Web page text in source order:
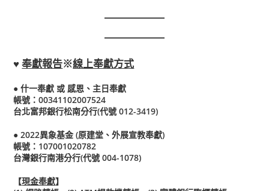
♥奉獻報告※線上奉獻方式
● 什一奉獻 或 感恩、主日奉獻
帳號：00341102007524
台北富邦銀行松南分行(代號 012-3419)
● 2022異象基金 (原建堂、外展宣教奉獻)
帳號：107001020782
台灣銀行南港分行(代號 004-1078)
【現金奉獻】